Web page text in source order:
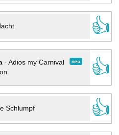
👍
neu
- Adios my Carnival
👍
Schlumpf
👍